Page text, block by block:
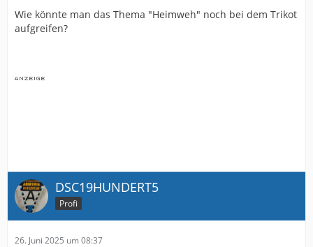
Wie könnte man das Thema "Heimweh" noch bei dem Trikot
aufgreifen?
DSC19HUNDERT5
Profi
26. Juni 2025 um 08:37